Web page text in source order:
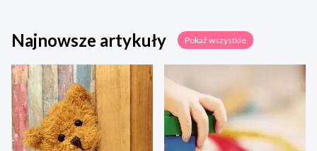
Najnowsze artykuły Pokaż wszystkie